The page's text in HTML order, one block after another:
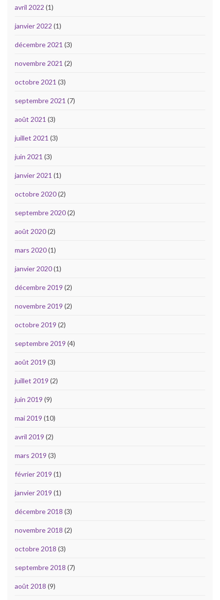
avril 2022 (1)
janvier 2022 (1)
décembre 2021 (3)
novembre 2021 (2)
octobre 2021 (3)
septembre 2021 (7)
août 2021 (3)
juillet 2021 (3)
juin 2021 (3)
janvier 2021 (1)
octobre 2020(2)
septembre 2020(2)
août 2020(2)
mars 2020(1)
janvier 2020(1)
décembre 2019 (2)
novembre 2019 (2)
octobre 2019 (2)
septembre 2019 (4)
août 2019 (3)
juillet 2019 (2)
juin 2019 (9)
mai 2019 (10)
avril 2019 (2)
mars 2019 (3)
février 2019 (1)
janvier 2019 (1)
décembre 2018 (3)
novembre 2018 (2)
octobre 2018 (3)
septembre 2018 (7)
août 2018 (9)